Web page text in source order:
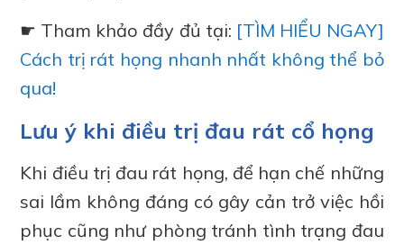
☛ Tham khảo đầy đủ tại: [TÌM HIỂU NGAY]
Cách trị rát họng nhanh nhất không thể bỏ
qua!
Lưu ý khi điều trị đau rát cổ họng
Khi điều trị đau rát họng, để hạn chế những
sai lầm không đáng có gây cản trở việc hồi
phục cũng như phòng tránh tình trạng đau